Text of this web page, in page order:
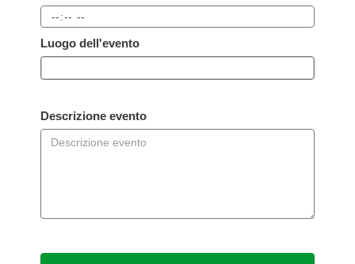
Luogo dell'evento
Descrizione evento